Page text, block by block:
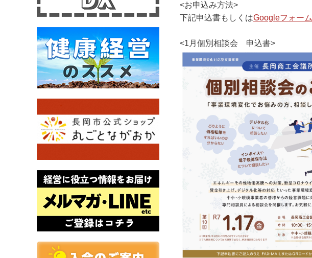
<お申込み方法>
下記申込書もしくはGoogleフォーム
<1月個別相談会 申込書>